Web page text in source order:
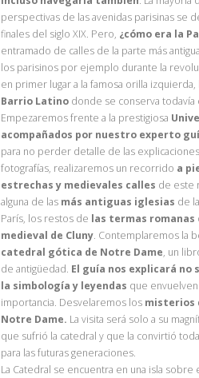
perspectivas de las avenidas parisinas se
finales del siglo XIX. Pero, ¿cómo era la
entramado de calles de la parte más
los parisinos por ejemplo durante la
en primer lugar a la famosa orilla izquierda,
Barrio Latino donde se conserva todavía
Empezaremos frente a la prestigiosa
acompañados por nuestro experto
para no perder detalle de las
fotografías, realizaremos un recorrido a
estrechas y medievales calles de este
alguna de las más antiguas iglesias de
París, los restos de las termas romanas
medieval de Cluny. Contemplaremos la
catedral gótica de Notre Dame, un
de antigüedad. El guía nos explicará
la simbología y leyendas que
importancia. Desvelaremos los misterios
Notre Dame. La visita será solo a su
que sufrió la catedral y que la convirtió
para las futuras generaciones.
La Catedral se encuentra en una isla